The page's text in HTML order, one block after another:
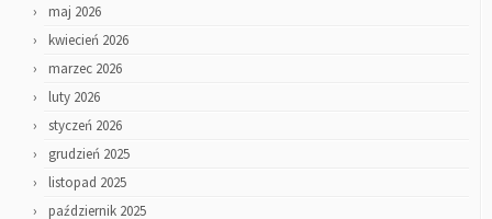
maj 2026
kwiecień 2026
marzec 2026
luty 2026
styczeń 2026
grudzień 2025
listopad 2025
październik 2025